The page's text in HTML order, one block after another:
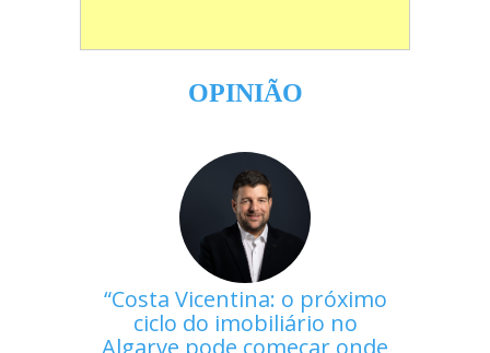
OPINIÃO
Costa Vicentina: o próximo
ciclo do imobiliário no